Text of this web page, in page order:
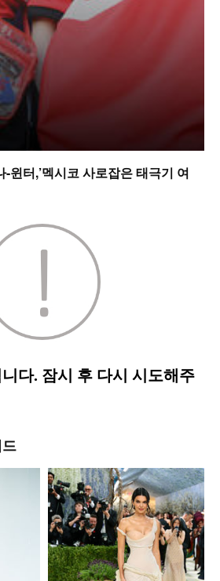
윈터,’멕시코 사로잡은 태극기 여